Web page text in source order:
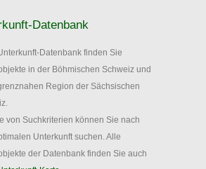
Datenbank
Datenbank finden Sie
in der Böhmischen Schweiz und
Region der Sächsischen
von Suchkriterien können Sie nach
Unterkunft suchen. Alle
der Datenbank finden Sie auch